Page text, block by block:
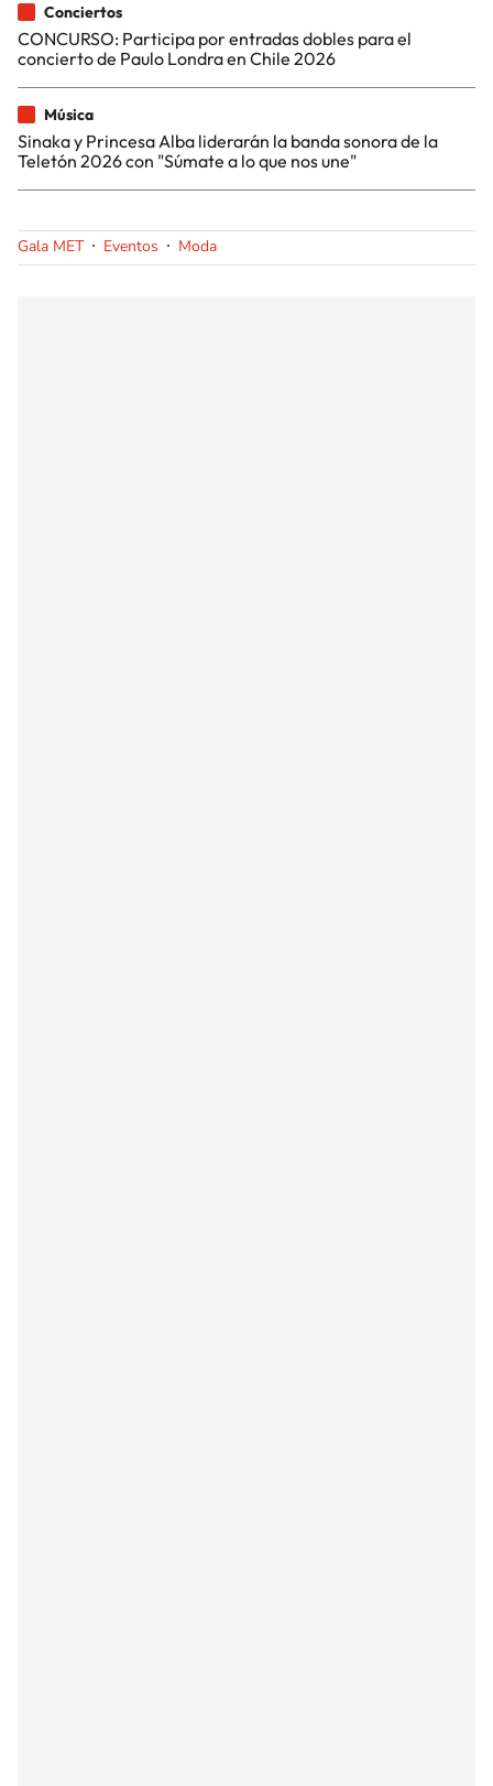
Conciertos
CONCURSO: Participa por entradas dobles para el
concierto de Paulo Londra en Chile 2026
Música
Sinaka y Princesa Alba liderarán la banda sonora de la
Teletón 2026 con "Súmate a lo que nos une"
Gala MET Eventos Moda